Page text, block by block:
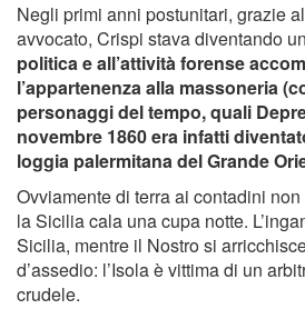
Negli primi anni postunitari, grazie
avvocato, Crispi stava diventando
politica e all’attività forense
l’appartenenza alla massoneria
personaggi del tempo, quali
novembre 1860 era infatti
loggia palermitana del Grande
Ovviamente di terra ai contadini
la Sicilia cala una cupa notte.
Sicilia, mentre il Nostro si
d’assedio: l’Isola è vittima di un
crudele.